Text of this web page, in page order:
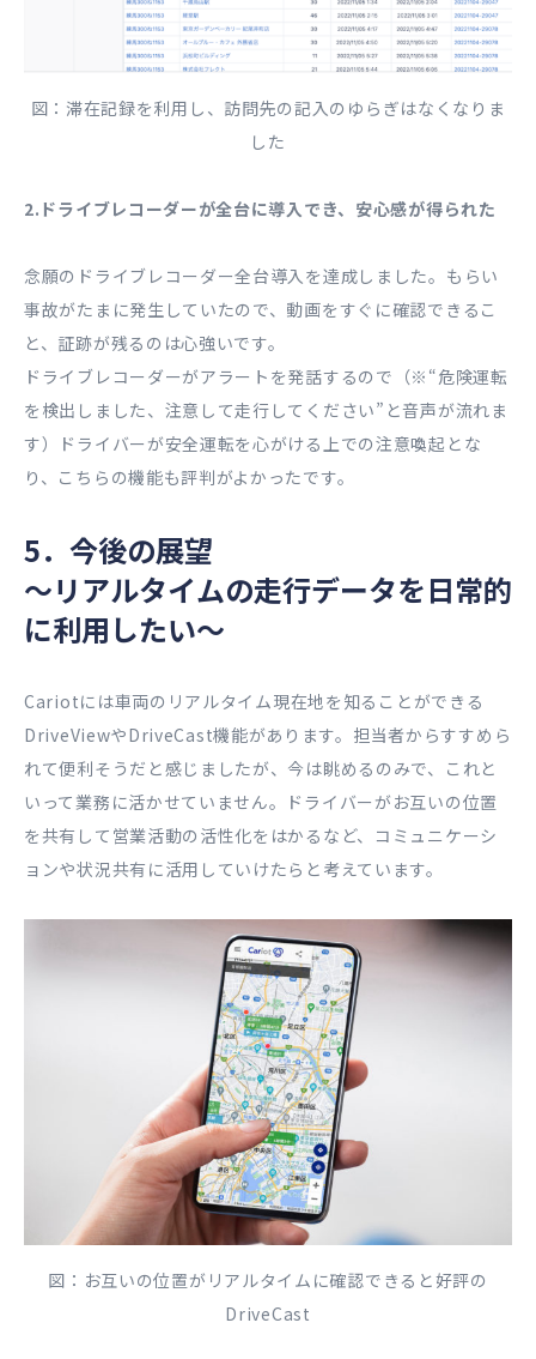
図：滞在記録を利用し、訪問先の記入のゆらぎはなくなりま
した
2.ドライブレコーダーが全台に導入でき、安心感が得られた
念願のドライブレコーダー全台導入を達成しました。もらい
事故がたまに発生していたので、動画をすぐに確認できるこ
と、証跡が残るのは心強いです。
ドライブレコーダーがアラートを発話するので（※“危険運転
を検出しました、注意して走行してください”と音声が流れま
す）ドライバーが安全運転を心がける上での注意喚起とな
り、こちらの機能も評判がよかったです。
5．今後の展望
〜リアルタイムの走行データを日常的
に利用したい〜
Cariotには車両のリアルタイム現在地を知ることができる
DriveViewやDriveCast機能があります。担当者からすすめら
れて便利そうだと感じましたが、今は眺めるのみで、これと
いって業務に活かせていません。ドライバーがお互いの位置
を共有して営業活動の活性化をはかるなど、コミュニケーシ
ョンや状況共有に活用していけたらと考えています。
図：お互いの位置がリアルタイムに確認できると好評の
DriveCast